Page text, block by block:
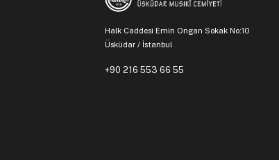
Halk Caddesi Emin Ongan Sokak No:10
Üsküdar / İstanbul
+90 216 553 66 55